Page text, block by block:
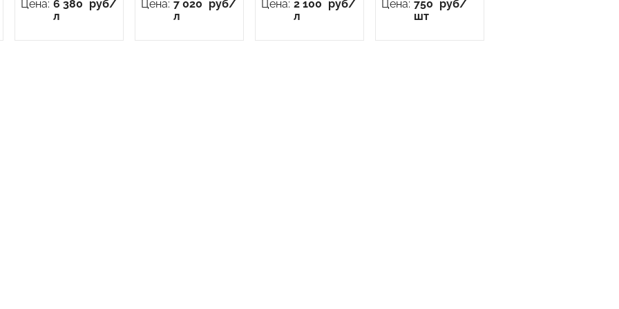
Цена: 6 380 руб/
л
Цена: 7 020 руб/
л
Цена: 2 100 руб/
л
Цена: 750 руб/
шт